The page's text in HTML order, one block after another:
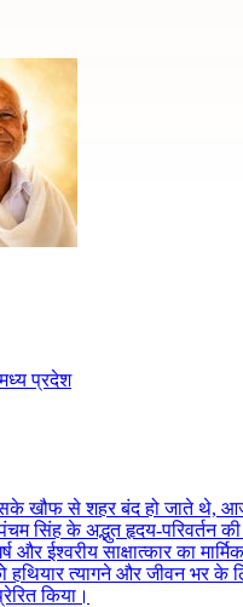
प्रदेश
खौफ से शहर बंद हो जाते थे,
सिंह के अद्भुत हृदय-परिवर्तन
ईश्वरीय साक्षात्कार का
हथियार त्यागने और जीवन भर के
किया।